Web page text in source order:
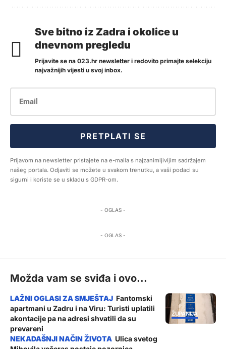
Sve bitno iz Zadra i okolice u
dnevnom pregledu
Prijavite se na 023.hr newsletter i redovito primajte selekciju
najvažnijih vijesti u svoj inbox.
PRETPLATI SE
Prijavom na newsletter pristajete na e-maila s najzanimljivijim sadržajem
našeg portala. Odjaviti se možete u svakom trenutku, a vaši podaci su
sigurni i koriste se u skladu s GDPR-om.
- OGLAS -
- OGLAS -
Možda vam se sviđa i ovo...
ŽUPANIJA
Fantomski
apartmani u Zadru i na Viru: Turisti uplatili
akontacije pa na adresi shvatili da su
prevareni
Ulica svetog